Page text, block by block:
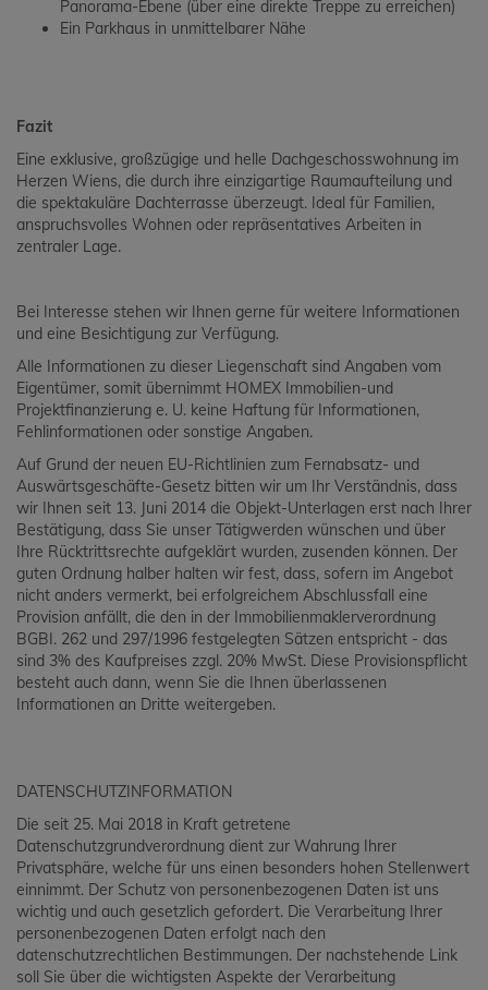
Panorama-Ebene (über eine direkte Treppe zu erreichen)
Ein Parkhaus in unmittelbarer Nähe
Fazit
Eine exklusive, großzügige und helle Dachgeschosswohnung im
Herzen Wiens, die durch ihre einzigartige Raumaufteilung und
die spektakuläre Dachterrasse überzeugt. Ideal für Familien,
anspruchsvolles Wohnen oder repräsentatives Arbeiten in
zentraler Lage.
Bei Interesse stehen wir Ihnen gerne für weitere Informationen
und eine Besichtigung zur Verfügung.
Alle Informationen zu dieser Liegenschaft sind Angaben vom
Eigentümer, somit übernimmt HOMEX Immobilien-und
Projektfinanzierung e. U. keine Haftung für Informationen,
Fehlinformationen oder sonstige Angaben.
Auf Grund der neuen EU-Richtlinien zum Fernabsatz- und
Auswärtsgeschäfte-Gesetz bitten wir um Ihr Verständnis, dass
wir Ihnen seit 13. Juni 2014 die Objekt-Unterlagen erst nach Ihrer
Bestätigung, dass Sie unser Tätigwerden wünschen und über
Ihre Rücktrittsrechte aufgeklärt wurden, zusenden können. Der
guten Ordnung halber halten wir fest, dass, sofern im Angebot
nicht anders vermerkt, bei erfolgreichem Abschlussfall eine
Provision anfällt, die den in der Immobilienmaklerverordnung
BGBI. 262 und 297/1996 festgelegten Sätzen entspricht - das
sind 3% des Kaufpreises zzgl. 20% MwSt. Diese Provisionspflicht
besteht auch dann, wenn Sie die Ihnen überlassenen
Informationen an Dritte weitergeben.
DATENSCHUTZINFORMATION
Die seit 25. Mai 2018 in Kraft getretene
Datenschutzgrundverordnung dient zur Wahrung Ihrer
Privatsphäre, welche für uns einen besonders hohen Stellenwert
einnimmt. Der Schutz von personenbezogenen Daten ist uns
wichtig und auch gesetzlich gefordert. Die Verarbeitung Ihrer
personenbezogenen Daten erfolgt nach den
datenschutzrechtlichen Bestimmungen. Der nachstehende Link
soll Sie über die wichtigsten Aspekte der Verarbeitung